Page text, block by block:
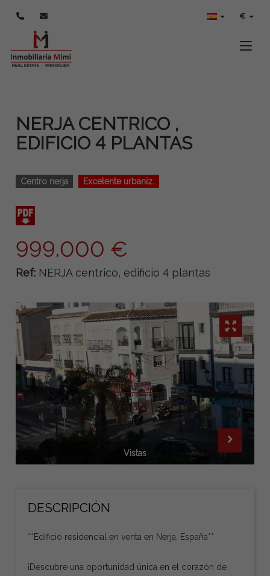
€
NERJA CENTRICO ,
EDIFICIO 4 PLANTAS
Centro nerja Excelente urbaniz.
999.000 €
Ref: NERJA centrico, edificio 4 plantas
Vistas
DESCRIPCIÓN
**Edificio residencial en venta en Nerja, España**
¡Descubre una oportunidad única en el corazón de